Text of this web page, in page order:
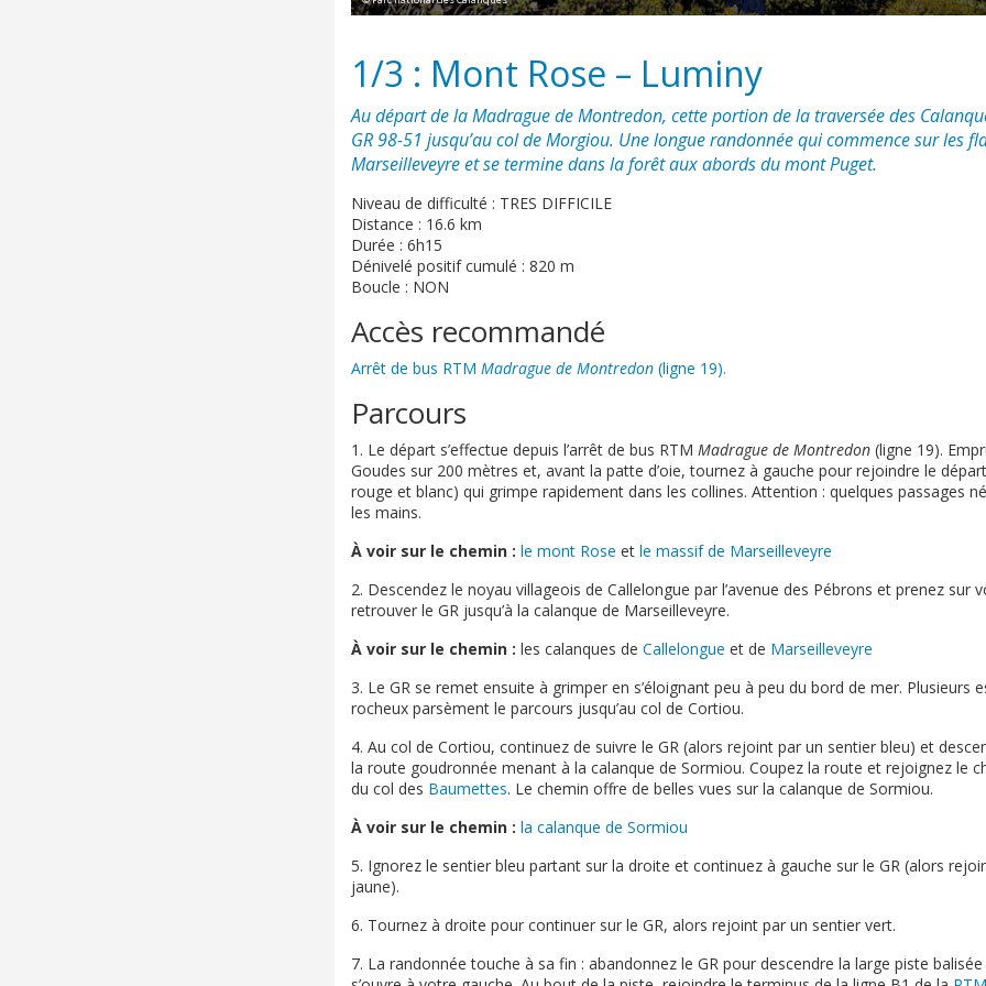
1/3 : Mont Rose – Luminy
Au départ de la Madrague de Montredon, cette portion de la traversée des
GR 98-51 jusqu’au col de Morgiou. Une longue randonnée qui commence sur les
Marseilleveyre et se termine dans la forêt aux abords du mont Puget.
Niveau de difficulté : TRES DIFFICILE
Distance : 16.6 km
Durée : 6h15
Dénivelé positif cumulé : 820 m
Boucle : NON
Accès recommandé
Arrêt de bus RTM Madrague de Montredon (ligne 19).
Parcours
1. Le départ s’effectue depuis l’arrêt de bus RTM Madrague de Montredon (ligne 19).
Goudes sur 200 mètres et, avant la patte d’oie, tournez à gauche pour rejoindre le
rouge et blanc) qui grimpe rapidement dans les collines. Attention : quelques passages
les mains.
À voir sur le chemin : le mont Rose et le massif de Marseilleveyre
2. Descendez le noyau villageois de Callelongue par l’avenue des Pébrons et prenez sur
retrouver le GR jusqu’à la calanque de Marseilleveyre.
À voir sur le chemin : les calanques de Callelongue et de Marseilleveyre
3. Le GR se remet ensuite à grimper en s’éloignant peu à peu du bord de mer. Plusieurs
rocheux parsèment le parcours jusqu’au col de Cortiou.
4. Au col de Cortiou, continuez de suivre le GR (alors rejoint par un sentier bleu) et
la route goudronnée menant à la calanque de Sormiou. Coupez la route et rejoignez le
du col des Baumettes. Le chemin offre de belles vues sur la calanque de Sormiou.
À voir sur le chemin : la calanque de Sormiou
5. Ignorez le sentier bleu partant sur la droite et continuez à gauche sur le GR (alors
jaune).
6. Tournez à droite pour continuer sur le GR, alors rejoint par un sentier vert.
7. La randonnée touche à sa fin : abandonnez le GR pour descendre la large piste